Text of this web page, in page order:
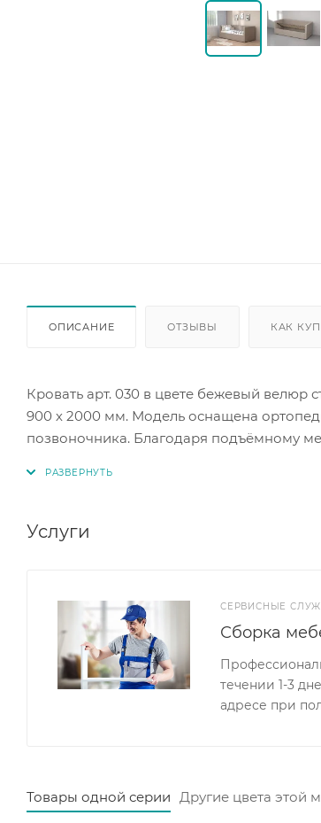
ОПИСАНИЕ ОТЗЫВЫ КАК
Кровать арт. 030 в цвете бежевый велюр
900 х 2000 мм. Модель оснащена
позвоночника. Благодаря подъёмному
Услуги
СЕРВИСНЫЕ
Сборка
течении 1-3
адресе при
Товары одной серии Другие цвета этой